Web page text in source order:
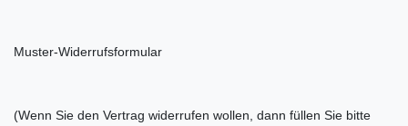
Muster-Widerrufsformular
(Wenn Sie den Vertrag widerrufen wollen, dann füllen Sie bitte